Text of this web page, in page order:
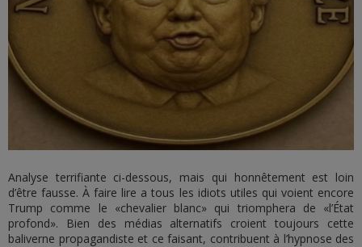
Analyse terrifiante ci-dessous, mais qui honnêtement est loin
d’être fausse. À faire lire a tous les idiots utiles qui voient encore
Trump comme le «chevalier blanc» qui triomphera de «l’État
profond». Bien des médias alternatifs croient toujours cette
baliverne propagandiste et ce faisant, contribuent à l’hypnose des